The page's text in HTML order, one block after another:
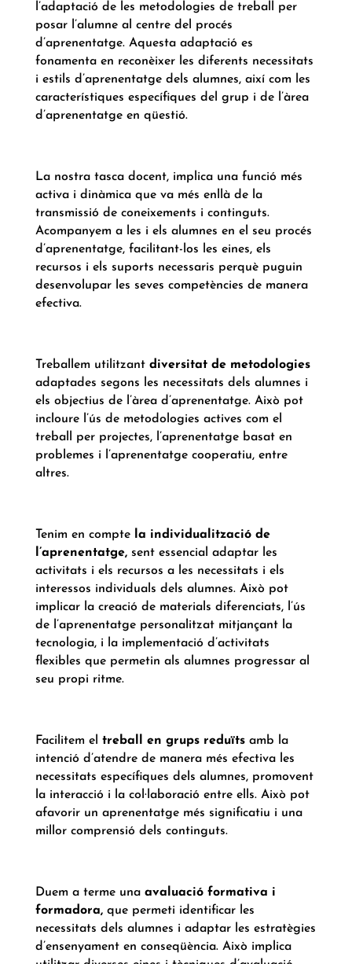
l’adaptació de les metodologies de treball per
posar l’alumne al centre del procés
d’aprenentatge. Aquesta adaptació es
fonamenta en reconèixer les diferents necessitats
i estils d’aprenentatge dels alumnes, així com les
característiques específiques del grup i de l’àrea
d’aprenentatge en qüestió.
La nostra tasca docent, implica una funció més
activa i dinàmica que va més enllà de la
transmissió de coneixements i continguts.
Acompanyem a les i els alumnes en el seu procés
d’aprenentatge, facilitant-los les eines, els
recursos i els suports necessaris perquè puguin
desenvolupar les seves competències de manera
efectiva.
Treballem utilitzantdiversitat de metodologies
adaptades segons les necessitats dels alumnes i
els objectius de l’àrea d’aprenentatge. Això pot
incloure l’ús de metodologies actives com el
treball per projectes, l’aprenentatge basat en
problemes i l’aprenentatge cooperatiu, entre
altres.
Tenim en comptela individualització de
l’aprenentatge, sent essencial adaptar les
activitats i els recursos a les necessitats i els
interessos individuals dels alumnes. Això pot
implicar la creació de materials diferenciats, l’ús
de l’aprenentatge personalitzat mitjançant la
tecnologia, i la implementació d’activitats
flexibles que permetin als alumnes progressar al
seu propi ritme.
Facilitem el treball en grups reduïts amb la
intenció d’atendre de manera més efectiva les
necessitats específiques dels alumnes, promovent
la interacció i la col·laboració entre ells. Això pot
afavorir un aprenentatge més significatiu i una
millor comprensió dels continguts.
Duem a terme unaavaluació formativa i
formadora, que permeti identificar les
necessitats dels alumnes i adaptar les estratègies
d’ensenyament en conseqüència. Això implica